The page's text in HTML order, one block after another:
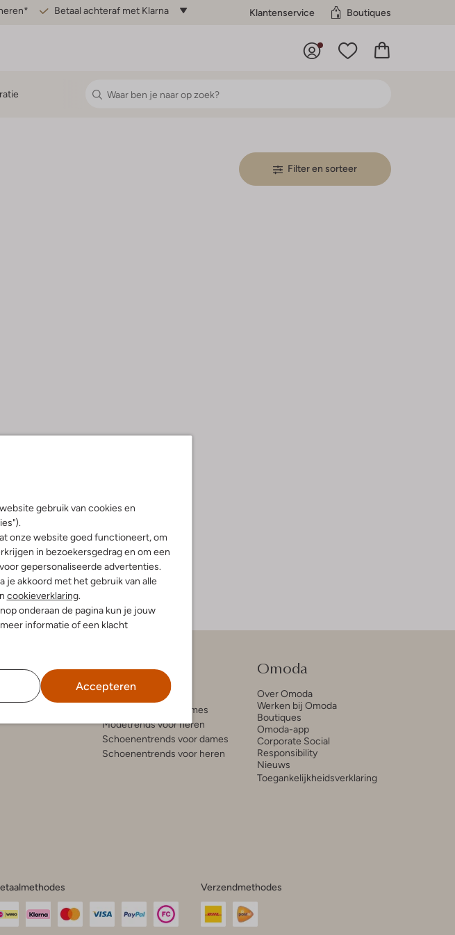
Betaal achteraf met Klarna Klantenservice Boutiques
gebruik van cookies en
onze website goed functioneert, om
in bezoekersgedrag en om een
gepersonaliseerde advertenties.
je akkoord met het gebruik van alle
cookieverklaring.
onderaan de pagina kun je jouw
informatie of een klacht
Accepteren
Filter en sorteer
vragen
Inspiratie
Bekijk alle blogs
Modetrends voor dames
Modetrends voor heren
Schoenentrends voor dames
Schoenentrends voor heren
Omoda
Over Omoda
Werken bij Omoda
Boutiques
Omoda-app
Corporate Social
Responsibility
Nieuws
Toegankelijkheidsverklaring
Verzendmethodes